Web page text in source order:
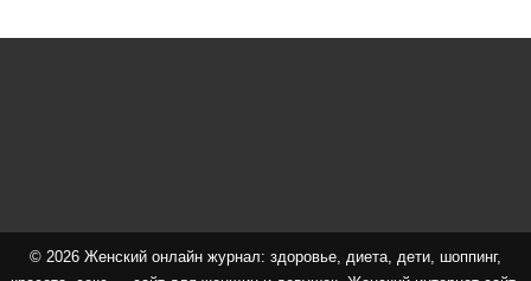
© 2026 Женский онлайн журнал: здоровье, диета, дети, шоппинг,